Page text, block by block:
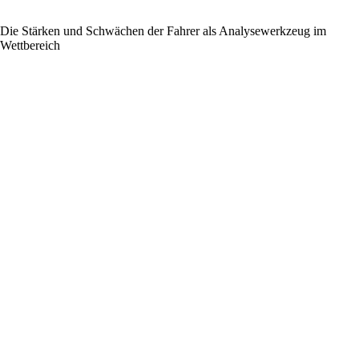
Die Stärken und Schwächen der Fahrer als Analysewerkzeug im
Wettbereich